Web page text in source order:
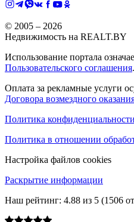
© 2005 – 2026
Недвижимость на REALT.BY
Использование портала
Пользовательского соглашения.
Оплата за рекламные услуги
Договора возмездного
Политика конфиденциальности
Политика в отношении
Настройка файлов cookies
Раскрытие информации
Наш рейтинг: 4.88 из 5 (1506